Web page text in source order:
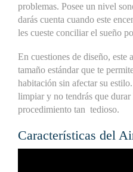
problemas. Posee un nivel
darás cuenta cuando este
les cueste conciliar el sueño
En cuestiones de diseño, este
tamaño estándar que te
habitación sin afectar su
limpiar y no tendrás que durar
procedimiento tan tedioso.
Características del